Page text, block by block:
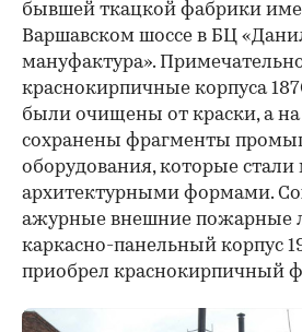
бывшей ткацкой фабрики
Варшавском шоссе в БЦ
мануфактура».
краснокирпичные корпуса
были очищены от краски, а
сохранены фрагменты
оборудования, которые
архитектурными формами.
ажурные внешние пожарные
каркасно-панельный корпус
приобрел краснокирпичный